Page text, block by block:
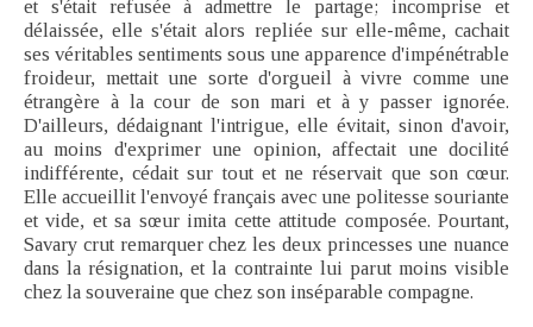
et s'était refusée à admettre le partage; incomprise et
délaissée, elle s'était alors repliée sur elle-même, cachait
ses véritables sentiments sous une apparence d'impénétrable
froideur, mettait une sorte d'orgueil à vivre comme une
étrangère à la cour de son mari et à y passer ignorée.
D'ailleurs, dédaignant l'intrigue, elle évitait, sinon d'avoir,
au moins d'exprimer une opinion, affectait une docilité
indifférente, cédait sur tout et ne réservait que son cœur.
Elle accueillit l'envoyé français avec une politesse souriante
et vide, et sa sœur imita cette attitude composée. Pourtant,
Savary crut remarquer chez les deux princesses une nuance
dans la résignation, et la contrainte lui parut moins visible
chez la souveraine que chez son inséparable compagne.